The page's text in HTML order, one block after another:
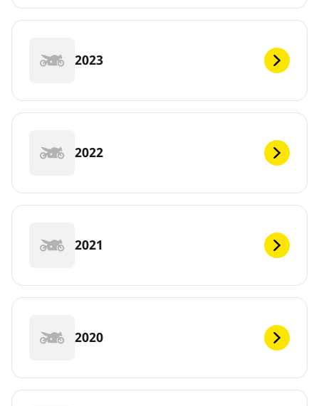
2023
2022
2021
2020